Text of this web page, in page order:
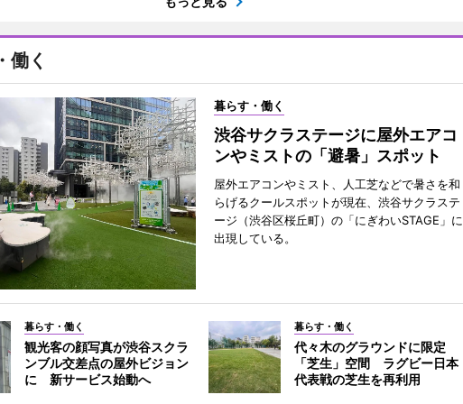
働く
暮らす・働く
渋谷サクラステージに屋外エアコ
ンやミストの「避暑」スポット
屋外エアコンやミスト、人工芝などで暑さを和
らげるクールスポットが現在、渋谷サクラステ
ージ（渋谷区桜丘町）の「にぎわいSTAGE」に
出現している。
暮らす・働く
観光客の顔写真が渋谷スクラ
ンブル交差点の屋外ビジョン
に 新サービス始動へ
暮らす・働く
代々木のグラウンドに限定
「芝生」空間 ラグビー日本
代表戦の芝生を再利用